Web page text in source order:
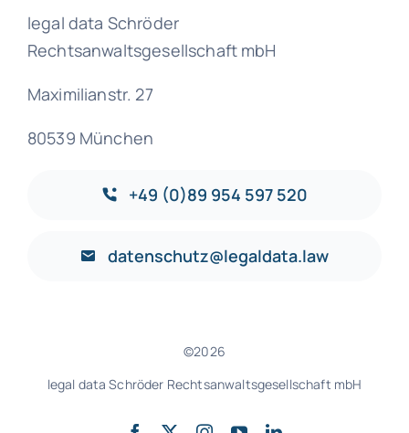
legal data Schröder
Rechtsanwaltsgesellschaft mbH
Maximilianstr. 27
80539 München
+49 (0)89 954 597 520
datenschutz@legaldata.law
©2026
legal data Schröder Rechtsanwaltsgesellschaft mbH